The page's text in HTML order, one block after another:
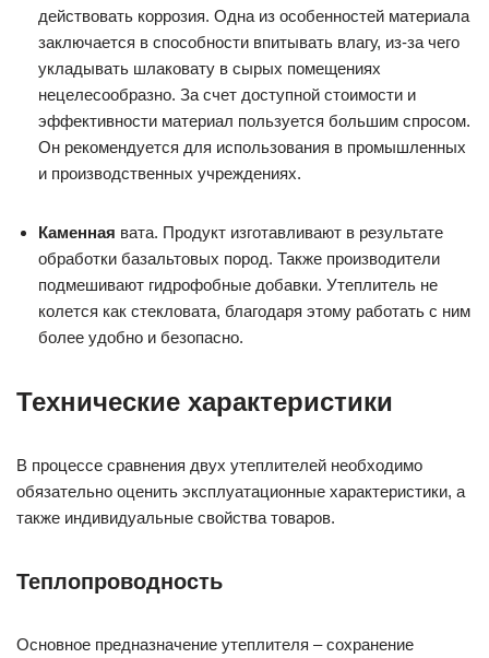
действовать коррозия. Одна из особенностей материала
заключается в способности впитывать влагу, из-за чего
укладывать шлаковату в сырых помещениях
нецелесообразно. За счет доступной стоимости и
эффективности материал пользуется большим спросом.
Он рекомендуется для использования в промышленных
и производственных учреждениях.
Каменная вата. Продукт изготавливают в результате
обработки базальтовых пород. Также производители
подмешивают гидрофобные добавки. Утеплитель не
колется как стекловата, благодаря этому работать с ним
более удобно и безопасно.
Технические характеристики
В процессе сравнения двух утеплителей необходимо
обязательно оценить эксплуатационные характеристики, а
также индивидуальные свойства товаров.
Теплопроводность
Основное предназначение утеплителя – сохранение